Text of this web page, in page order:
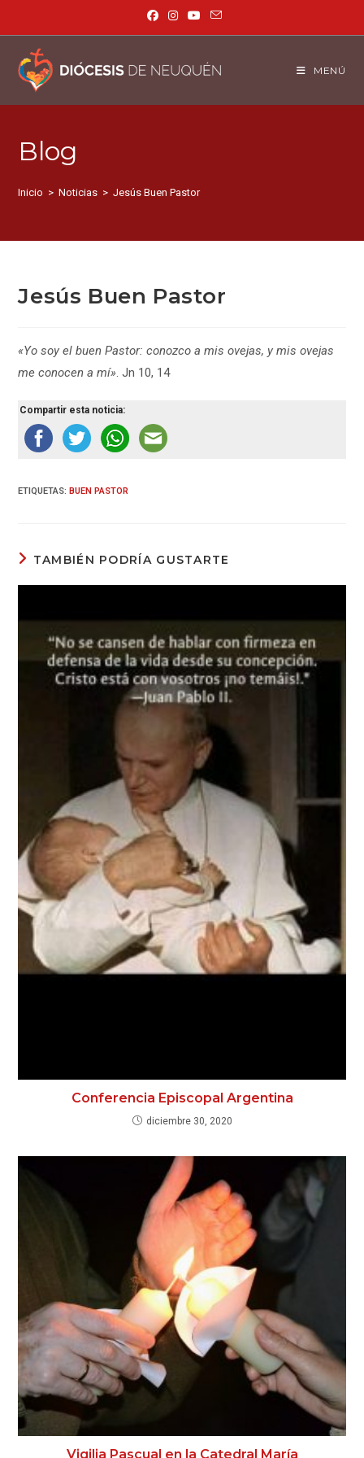
MENÚ
Blog
Inicio > Noticias > Jesús Buen Pastor
Jesús Buen Pastor
«Yo soy el buen Pastor: conozco a mis ovejas, y mis ovejas
me conocen a mí». Jn 10, 14
Compartir esta noticia:
ETIQUETAS:BUEN PASTOR
TAMBIÉN PODRÍA GUSTARTE
Conferencia Episcopal Argentina
diciembre 30, 2020
Vigilia Pascual en la Catedral María